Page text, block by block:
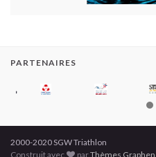
Construit avec
parThèmes Graphene